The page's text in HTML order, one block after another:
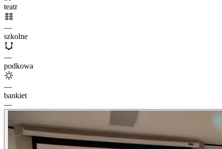
teatr
—
szkolne
—
podkowa
—
bankiet
—